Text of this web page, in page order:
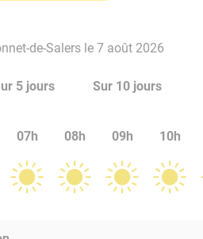
de-Salers le 7 août 2026
5 jours Sur 10 jours
07h 08h 09h 10h